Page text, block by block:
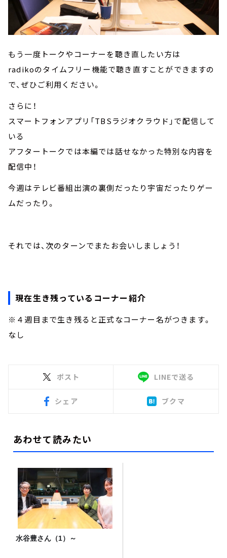
もう一度トークやコーナーを聴き直したい方は
radikoのタイムフリー機能で聴き直すことができますの
で、ぜひご利用ください。
さらに！
スマートフォンアプリ「TBSラジオクラウド」で配信して
いる
アフタートークでは本編では話せなかった特別な内容を
配信中！
今週はテレビ番組出演の裏側だったり宇宙だったりゲー
ムだったり。
それでは、次のターンでまたお会いしましょう！
現在生き残っているコーナー紹介
※４週目まで生き残ると正式なコーナー名がつきます。
なし
ポスト LINEで送る
シェア ブクマ
あわせて読みたい
水谷豊さん（1）～